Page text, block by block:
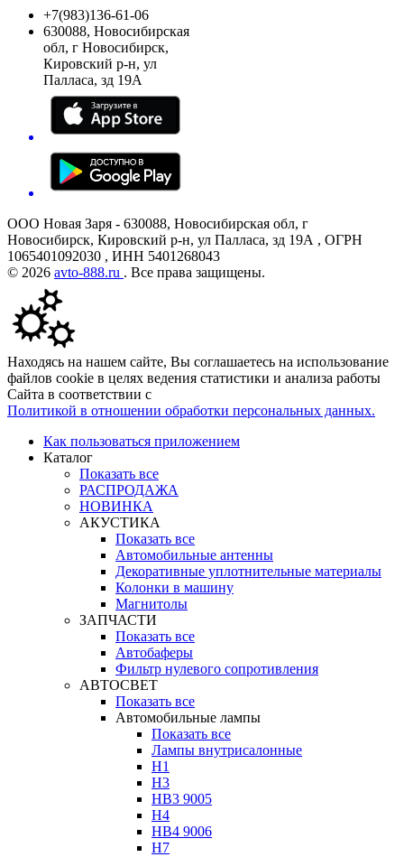
+7(983)136-61-06
630088, Новосибирская
обл, г Новосибирск,
Кировский р-н, ул
Палласа, зд 19А
ООО Новая Заря - 630088, Новосибирская обл, г
Новосибирск, Кировский р-н, ул Палласа, зд 19А , ОГРН
1065401092030 , ИНН 5401268043
© 2026 avto-888.ru . Все права защищены.
Находясь на нашем сайте, Вы соглашаетесь на использование
файлов cookie в целях ведения статистики и анализа работы
Сайта в соответствии с
Политикой в отношении обработки персональных данных.
Как пользоваться приложением
Каталог
Показать все
РАСПРОДАЖА
НОВИНКА
АКУСТИКА
Показать все
Автомобильные антенны
Декоративные уплотнительные материалы
Колонки в машину
Магнитолы
ЗАПЧАСТИ
Показать все
Автобаферы
Фильтр нулевого сопротивления
АВТОСВЕТ
Показать все
Автомобильные лампы
Показать все
Лампы внутрисалонные
H1
H3
HB3 9005
H4
HB4 9006
H7